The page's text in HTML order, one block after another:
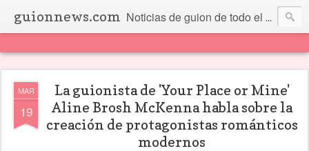
guionnews.com Noticias de guion de todo el mundo... Y más.
MAR
19
La guionista de 'Your Place or Mine'
Aline Brosh McKenna habla sobre la
creación de protagonistas románticos
modernos